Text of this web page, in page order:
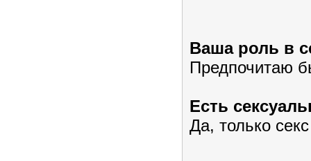
Ваша роль в
Предпочитаю
Есть
Да, только секс